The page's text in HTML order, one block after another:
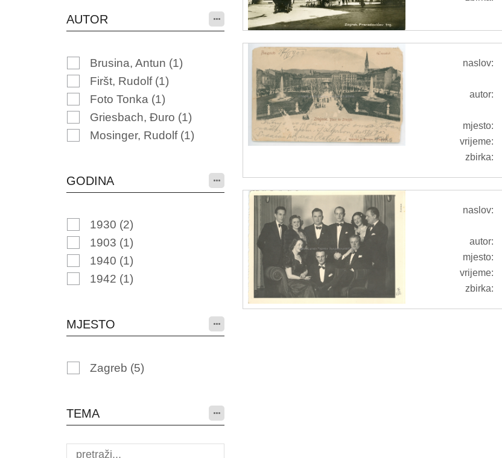
AUTOR
Brusina, Antun (1)
Firšt, Rudolf (1)
Foto Tonka (1)
Griesbach, Đuro (1)
Mosinger, Rudolf (1)
GODINA
1930 (2)
1903 (1)
1940 (1)
1942 (1)
MJESTO
Zagreb (5)
TEMA
naslov:
autor:
mjesto:
vrijeme:
zbirka:
naslov:
autor:
mjesto:
vrijeme:
zbirka: